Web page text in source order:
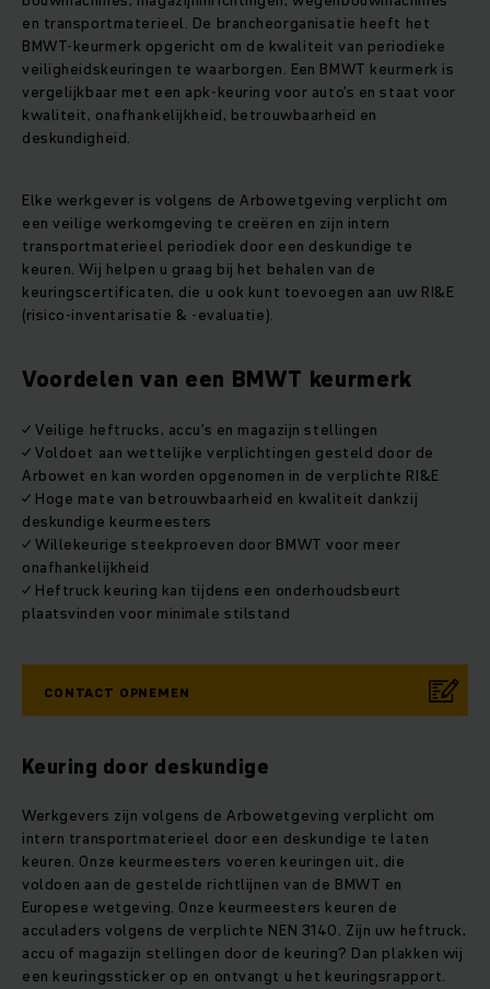
en transportmaterieel. De brancheorganisatie heeft het
BMWT-keurmerk opgericht om de kwaliteit van periodieke
veiligheidskeuringen te waarborgen. Een BMWT keurmerk is
vergelijkbaar met een apk-keuring voor auto’s en staat voor
kwaliteit, onafhankelijkheid, betrouwbaarheid en
deskundigheid.
Elke werkgever is volgens de Arbowetgeving verplicht om
een veilige werkomgeving te creëren en zijn intern
transportmaterieel periodiek door een deskundige te
keuren. Wij helpen u graag bij het behalen van de
keuringscertificaten, die u ook kunt toevoegen aan uw RI&E
(risico-inventarisatie & -evaluatie).
Voordelen van een BMWT keurmerk
✓ Veilige heftrucks, accu’s en magazijn stellingen
✓ Voldoet aan wettelijke verplichtingen gesteld door de
Arbowet en kan worden opgenomen in de verplichte RI&E
✓ Hoge mate van betrouwbaarheid en kwaliteit dankzij
deskundige keurmeesters
✓ Willekeurige steekproeven door BMWT voor meer
onafhankelijkheid
✓ Heftruck keuring kan tijdens een onderhoudsbeurt
plaatsvinden voor minimale stilstand
CONTACT OPNEMEN
Keuring door deskundige
Werkgevers zijn volgens de Arbowetgeving verplicht om
intern transportmaterieel door een deskundige te laten
keuren. Onze keurmeesters voeren keuringen uit, die
voldoen aan de gestelde richtlijnen van de BMWT en
Europese wetgeving. Onze keurmeesters keuren de
acculaders volgens de verplichte NEN 3140. Zijn uw heftruck,
accu of magazijn stellingen door de keuring? Dan plakken wij
een keuringssticker op en ontvangt u het keuringsrapport.